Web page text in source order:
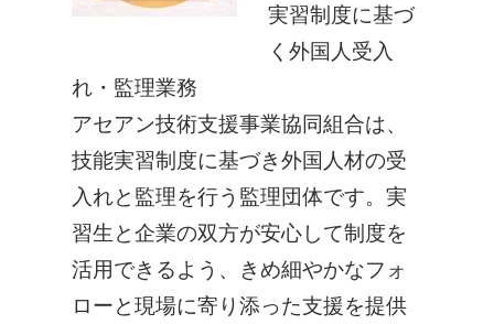
実習制度に基づ
く外国人受入
れ・監理業務
アセアン技術支援事業協同組合は、
技能実習制度に基づき外国人材の受
入れと監理を行う監理団体です。 実
習生と企業の双方が安心して制度を
活用できるよう、
きめ細やかなフォ
ローと現場に寄り添った支援を提供